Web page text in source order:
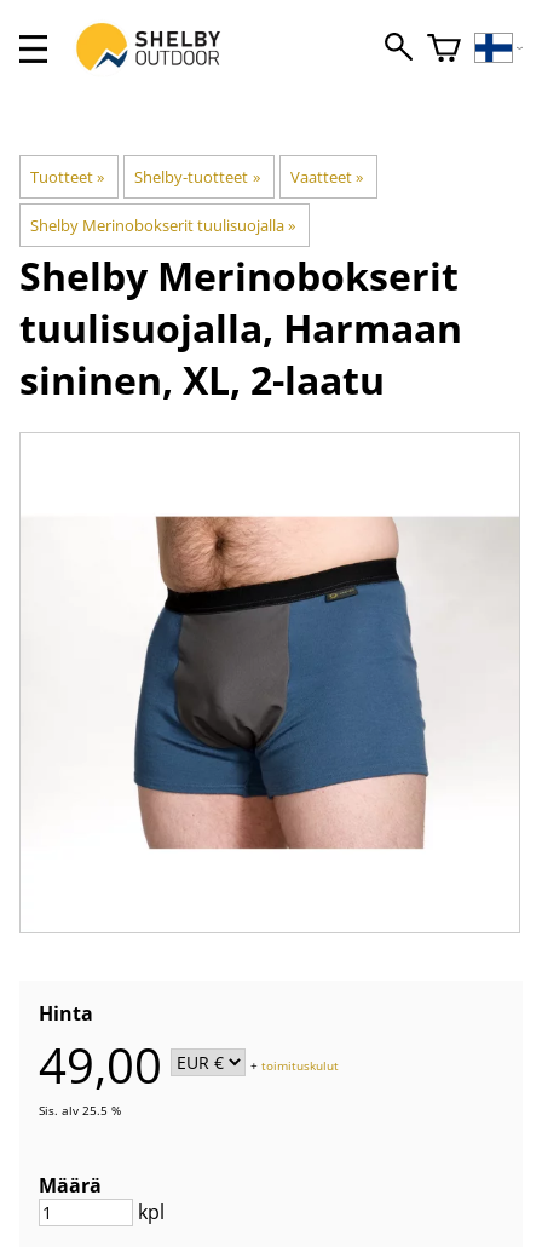
Tuotteet‪» Shelby-tuotteet ‪» Vaatteet‪»
Shelby Merinobokserit tuulisuojalla‪»
Shelby Merinobokserit
tuulisuojalla, Harmaan
sininen, XL, 2-laatu
Hinta
49,00 +toimituskulut
Sis. alv 25.5 %
Määrä
kpl